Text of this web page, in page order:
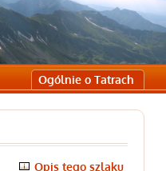
Ogólnie o Tatrach
Opis tego szlaku